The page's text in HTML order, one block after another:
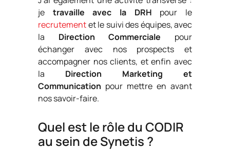
je travaille avec la DRH pour le
recrutementet le suivi des équipes, avec
la Direction Commerciale pour
échanger avec nos prospects et
accompagner nos clients, et enfin avec
la Direction Marketing et
Communication pour mettre en avant
nos savoir-faire.
Quel est le rôle du CODIR
au sein de Synetis ?